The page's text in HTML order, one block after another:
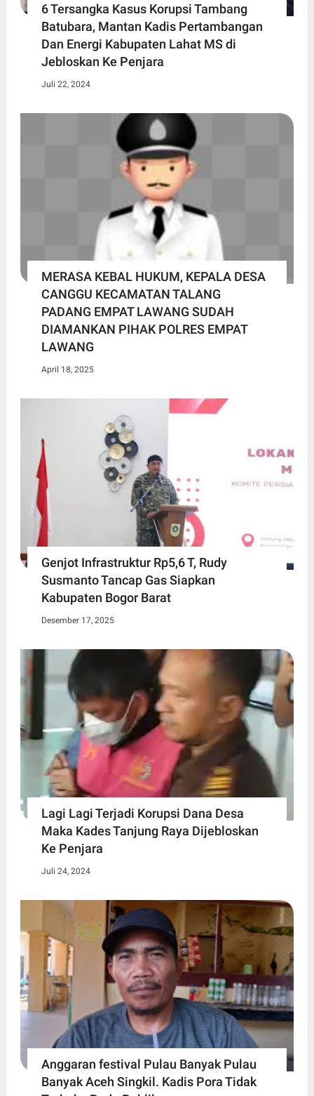
6 Tersangka Kasus Korupsi Tambang
Batubara, Mantan Kadis Pertambangan
Dan Energi Kabupaten Lahat MS di
Jebloskan Ke Penjara
Juli 22, 2024
MERASA KEBAL HUKUM, KEPALA DESA
CANGGU KECAMATAN TALANG
PADANG EMPAT LAWANG SUDAH
DIAMANKAN PIHAK POLRES EMPAT
LAWANG
April 18, 2025
Genjot Infrastruktur Rp5,6 T, Rudy
Susmanto Tancap Gas Siapkan
Kabupaten Bogor Barat
Desember 17, 2025
Lagi Lagi Terjadi Korupsi Dana Desa
Maka Kades Tanjung Raya Dijebloskan
Ke Penjara
Juli 24, 2024
Anggaran festival Pulau Banyak Pulau
Banyak Aceh Singkil. Kadis Pora Tidak